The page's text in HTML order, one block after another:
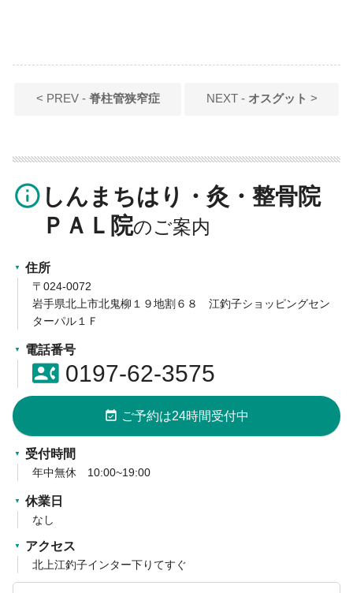
< PREV - 脊柱管狭窄症 NEXT - オスグット >
info_outline しんまちはり・灸・整骨院
ＰＡＬ院
住所
〒024-0072
岩手県北上市北鬼柳１９地割６８ 江釣子ショッピングセン
ターパル１Ｆ
電話番号
contact_phone0197-62-3575
event_available ご予約は24時間受付中
受付時間
年中無休 10:00~19:00
休業日
なし
アクセス
北上江釣子インター下りてすぐ